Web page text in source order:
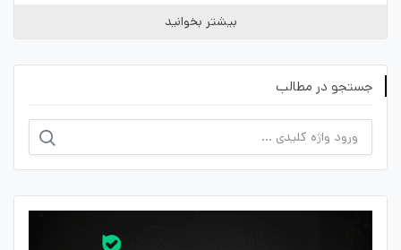
بیشتر بخوانید
جستجو در مطالب